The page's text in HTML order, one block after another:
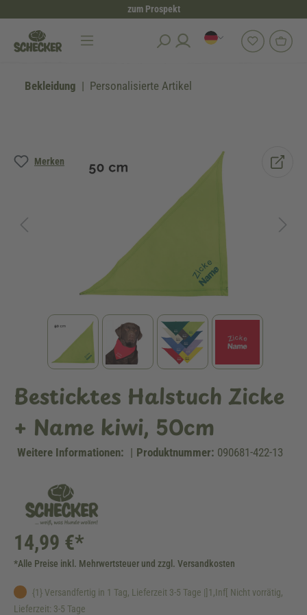
zum Prospekt
Bekleidung Personalisierte Artikel
Merken
Bildergalerie überspringen
Besticktes Halstuch Zicke
+ Name kiwi, 50cm
Weitere Informationen: | Produktnummer: 090681-422-13
14,99 €*
*Alle Preise inkl. Mehrwertsteuer und zzgl. Versandkosten
{1} Versandfertig in 1 Tag, Lieferzeit 3-5 Tage |]1,Inf[ Nicht vorrätig,
Lieferzeit: 3-5 Tage